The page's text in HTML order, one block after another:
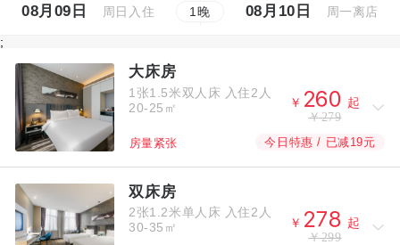
08月09日 周日入住 1晚 08月10日 周一离店
;
大床房
1张1.5米双人床 入住2人
20-25㎡
￥ 
起
￥279
房量紧张 今日特惠 / 已减19元
双床房
2张1.2米单人床 入住2人
30-35㎡
￥  
起
￥299